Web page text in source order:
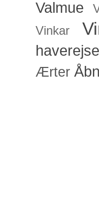
Valmue
Vinkar
Ærter